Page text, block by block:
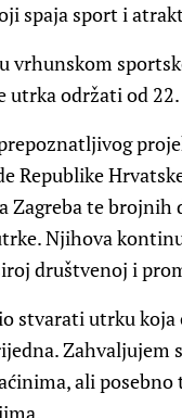
spaja sport i
vrhunskom
utrka održati od
Republike
Zagreba te
Njihova
društvenoj i
stvarati utrku
Zahvaljujem
ali